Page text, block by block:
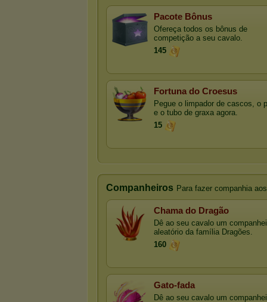
Pacote Bônus
Ofereça todos os bônus de
competição a seu cavalo.
145
Fortuna do Croesus
Pegue o limpador de cascos, o
e o tubo de graxa agora.
15
Companheiros Para fazer companhia
Chama do Dragão
Dê ao seu cavalo um
aleatório da família Dragões.
160
Gato-fada
Dê ao seu cavalo um